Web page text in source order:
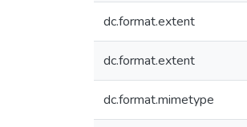
dc.format.extent
dc.format.extent
dc.format.mimetype